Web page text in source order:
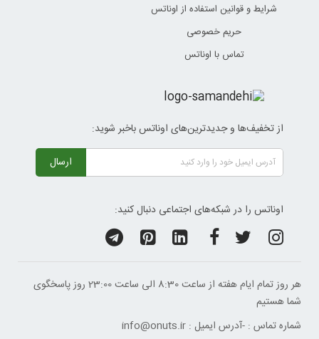
شرایط و قوانین استفاده از اوناتس
حریم خصوصی
تماس با اوناتس
از تخفیف‌ها و جدیدترین‌های اوناتس باخبر شوید:
ارسال
اوناتس را در شبکه‌های اجتماعی دنبال کنید:
هر روز تمام ایام هفته از ساعت 8:30 الی ساعت 23:00 ‌روز پاسخگوی
شما هستیم
شماره تماس : -آدرس ایمیل : info@onuts.ir